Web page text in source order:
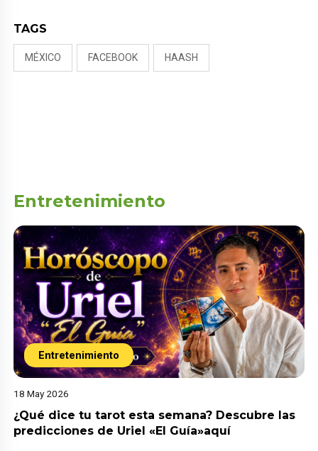
TAGS
MÉXICO FACEBOOK HAASH
Entretenimiento
Entretenimiento
18 May 2026
¿Qué dice tu tarot esta semana? Descubre las
predicciones de Uriel «El Guía»aquí